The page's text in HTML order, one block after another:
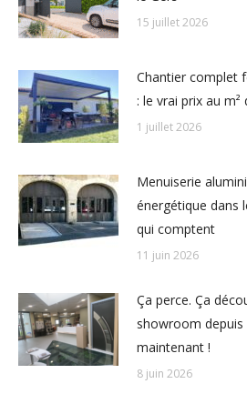
15 juillet 2026
Chantier complet
: le vrai prix au m²
1 juillet 2026
Menuiserie
énergétique dans
qui comptent
11 juin 2026
Ça perce. Ça
showroom
maintenant !
8 juin 2026